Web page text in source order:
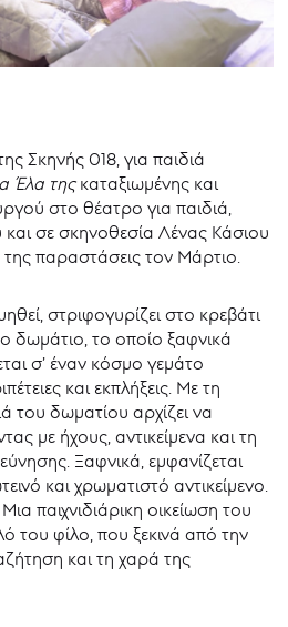
Σκηνής 018, για παιδιά
Έλα της καταξιωμένης και
στο θέατρο για παιδιά,
σε σκηνοθεσία Λένας Κάσιου
της παραστάσεις τον Μάρτιο.
στριφογυρίζει στο κρεβάτι
δωμάτιο, το οποίο ξαφνικά
σ’ έναν κόσμο γεμάτο
και εκπλήξεις. Με τη
του δωματίου αρχίζει να
με ήχους, αντικείμενα και τη
Ξαφνικά, εμφανίζεται
και χρωματιστό αντικείμενο.
παιχνιδιάρικη οικείωση του
του φίλο, που ξεκινά από την
και τη χαρά της